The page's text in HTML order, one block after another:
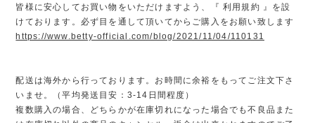
皆様に安心してお買い物をいただけますよう、『 利用規約 』を設
けております。必ず目を通して頂いてからご購入をお願い致します
https://www.betty-official.com/blog/2021/11/04/110131
配送は海外から行っております。お時間に余裕をもってご注文下さ
いませ。（平均発送目安：3-14日間程度）
複数購入の場合、どちらかが在庫切れになった場合でも不良品また